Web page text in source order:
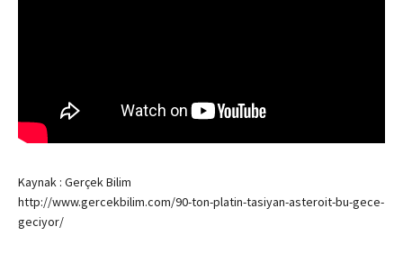
Kaynak : Gerçek Bilim
http://www.gercekbilim.com/90-ton-platin-tasiyan-asteroit-bu-gece-
geciyor/